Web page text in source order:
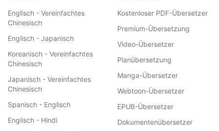
Englisch - Vereinfachtes
Chinesisch
Englisch - Japanisch
Koreanisch - Vereinfachtes
Chinesisch
Japanisch - Vereinfachtes
Chinesisch
Spanisch - Englisch
Englisch - Hindi
Kostenloser PDF-Übersetzer
Premium-Übersetzung
Video-Übersetzer
Planübersetzung
Manga-Übersetzer
Webtoon-Übersetzer
EPUB-Übersetzer
Dokumentenübersetzer